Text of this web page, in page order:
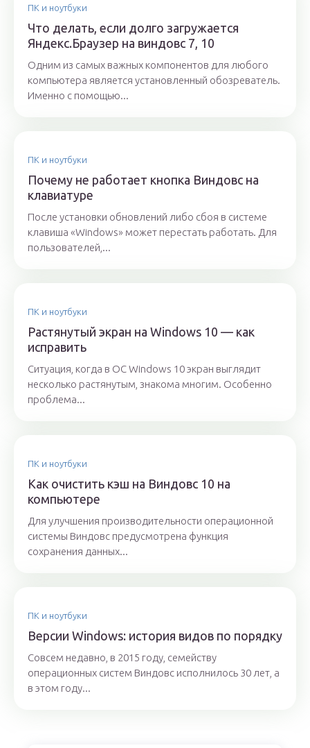
ПК и ноутбуки
Что делать, если долго загружается
Яндекс.Браузер на виндовс 7, 10
Одним из самых важных компонентов для любого
компьютера является установленный обозреватель.
Именно с помощью...
ПК и ноутбуки
Почему не работает кнопка Виндовс на
клавиатуре
После установки обновлений либо сбоя в системе
клавиша «Windows» может перестать работать. Для
пользователей,...
ПК и ноутбуки
Растянутый экран на Windows 10 — как
исправить
Ситуация, когда в ОС Windows 10 экран выглядит
несколько растянутым, знакома многим. Особенно
проблема...
ПК и ноутбуки
Как очистить кэш на Виндовс 10 на
компьютере
Для улучшения производительности операционной
системы Виндовс предусмотрена функция
сохранения данных...
ПК и ноутбуки
Версии Windows: история видов по порядку
Совсем недавно, в 2015 году, семейству
операционных систем Виндовс исполнилось 30 лет, а
в этом году...